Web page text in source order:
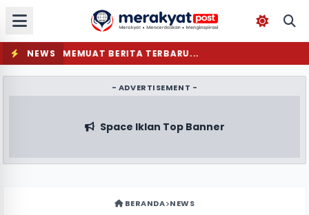
NEWS MEMUAT BERITA TERBARU...
- ADVERTISEMENT -
Space Iklan Top Banner
BERANDA NEWS